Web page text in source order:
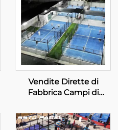
Vendite Dirette di
Fabbrica Campi di
Miglior Vendita Ingrosso
Campo Paddle